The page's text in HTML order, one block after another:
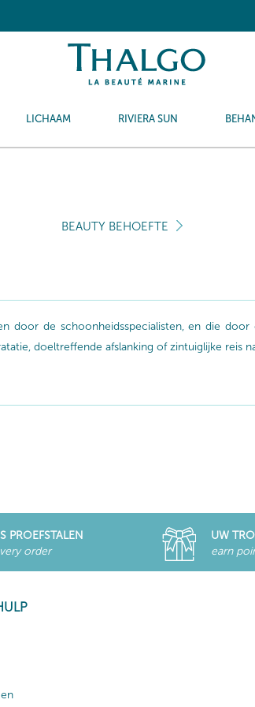
LICHAAM RIVIERA SUN
BEAUTY BEHOEFTE
door de schoonheidsspecialisten, en die
doeltreffende afslanking of zintuiglijke reis
PROEFSTALEN
order
UW
earn